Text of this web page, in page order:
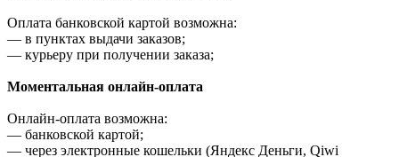
Оплата банковской картой возможна:
— в пунктах выдачи заказов;
— курьеру при получении заказа;
Моментальная онлайн-оплата
Онлайн-оплата возможна:
— банковской картой;
— через электронные кошельки (Яндекс Деньги, Qiwi